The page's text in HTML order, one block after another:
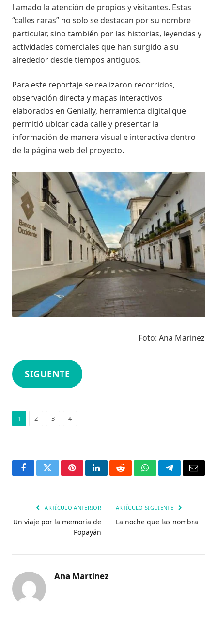
llamado la atención de propios y visitantes. Estas
“calles raras” no solo se destacan por su nombre
particular, sino también por las historias, leyendas y
actividades comerciales que han surgido a su
alrededor desde tiempos antiguos.
Para este reportaje se realizaron recorridos,
observación directa y mapas interactivos
elaborados en Genially, herramienta digital que
permitió ubicar cada calle y presentar la
información de manera visual e interactiva dentro
de la página web del proyecto.
Foto: Ana Marinez
SIGUENTE
1 2 3 4
FacebookTwitterPinterestLinkedInRedditWhatsAppTelegramaCorreo
ARTÍCULO ANTERIOR
Un viaje por la memoria de
Popayán
ARTÍCULO SIGUIENTE
La noche que las nombra
Ana Martinez